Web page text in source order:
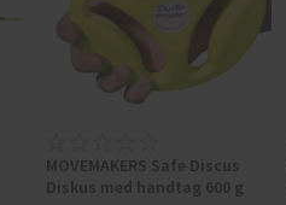
MOVEMAKERS Safe Discus
Diskus med handtag 600 g